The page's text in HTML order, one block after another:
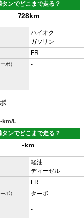
タンでどこまで走る？
728km
ハイオク
ガソリン
FR
ボ） -
-
-km/L
タンでどこまで走る？
-km
軽油
ディーゼル
FR
ボ） ターボ
-